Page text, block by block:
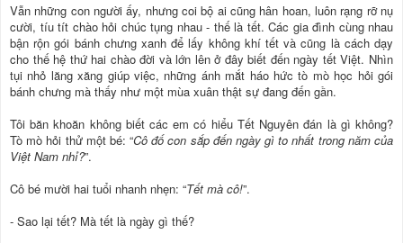
Vẫn những con người ấy, nhưng coi bộ ai cũng hân hoan, luôn rạng rỡ nụ
cười, tíu tít chào hỏi chúc tụng nhau - thế là tết. Các gia đình cùng nhau
bận rộn gói bánh chưng xanh để lấy không khí tết và cũng là cách dạy
cho thế hệ thứ hai chào đời và lớn lên ở đây biết đến ngày tết Việt. Nhìn
tụi nhỏ lăng xăng giúp việc, những ánh mắt háo hức tò mò học hỏi gói
bánh chưng mà thấy như một mùa xuân thật sự đang đến gần.
Tôi băn khoăn không biết các em có hiểu Tết Nguyên đán là gì không?
Tò mò hỏi thử một bé: “Cô đố con sắp đến ngày gì to nhất trong năm của
Việt Nam nhỉ?”.
Cô bé mười hai tuổi nhanh nhẹn: “Tết mà cô!”.
- Sao lại tết? Mà tết là ngày gì thế?